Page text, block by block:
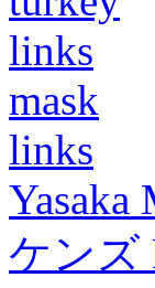
links
mask
links
Yasaka
ケンズ